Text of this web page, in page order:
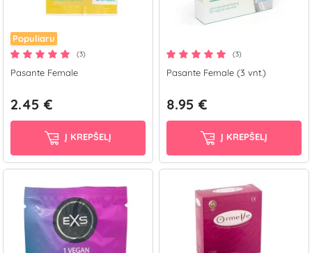
Populiaru
(3)
Pasante Female
2.45 €
Į KREPŠELĮ
(3)
Pasante Female (3 vnt.)
8.95 €
Į KREPŠELĮ